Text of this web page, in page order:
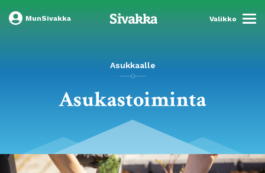
MunSivakka Valikko
Asukkaalle
Asukastoiminta